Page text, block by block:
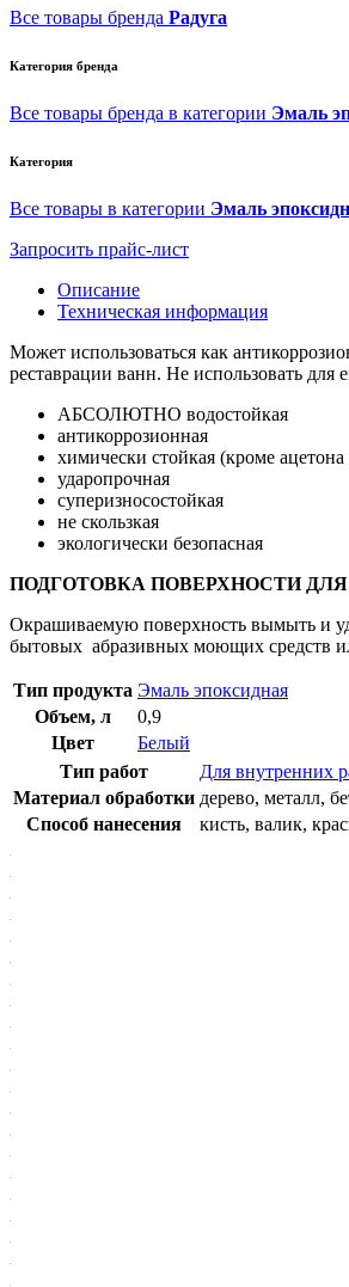
Все товары бренда Радуга
Категория бренда
Все товары бренда в категории Эмаль
Категория
Все товары в категории Эмаль
Запросить прайс-лист
Описание
Техническая информация
Может использоваться как
реставрации ванн. Не использовать
АБСОЛЮТНО водостойкая
антикоррозионная
химически стойкая (кроме
ударопрочная
суперизносостойкая
не скользкая
экологически безопасная
ПОДГОТОВКА ПОВЕРХНОСТИ
Окрашиваемую поверхность вымыть и
бытовых абразивных моющих средств
Тип продукта Эмаль эпоксидная
Объем, л
0,9
Цвет
Белый
Тип работ
Для внутренних
Материал обработки дерево, металл,
Способ нанесения
кисть, валик,